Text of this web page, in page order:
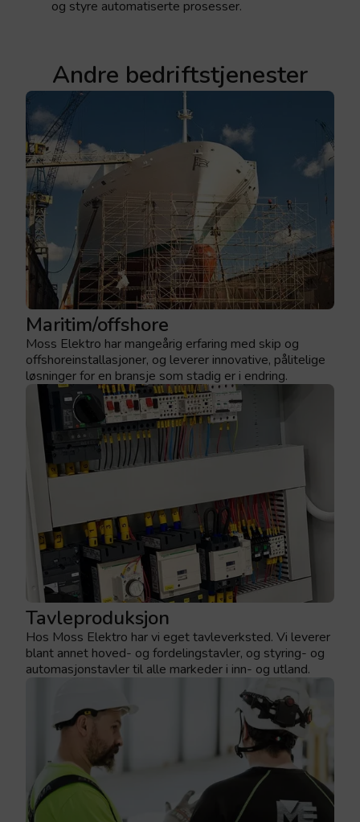
og styre automatiserte prosesser.
Andre bedriftstjenester
Maritim/offshore
Moss Elektro har mangeårig erfaring med skip og
offshoreinstallasjoner, og leverer innovative, pålitelige
løsninger for en bransje som stadig er i endring.
Tavleproduksjon
Hos Moss Elektro har vi eget tavleverksted. Vi leverer
blant annet hoved- og fordelingstavler, og styring- og
automasjonstavlertil alle markeder i inn- og utland.